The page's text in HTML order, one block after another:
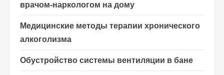
врачом-наркологом на дому
Медицинские методы терапии хронического
алкоголизма
Обустройство системы вентиляции в бане